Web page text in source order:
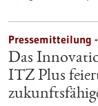
Pressemitteilung
Das
ITZ Plus